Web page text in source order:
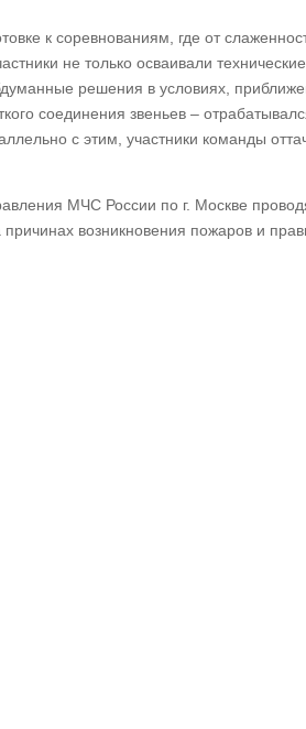
к соревнованиям, где от
не только осваивали
решения в условиях,
соединения звеньев –
с этим, участники команды
МЧС России по г. Москве
возникновения пожаров и